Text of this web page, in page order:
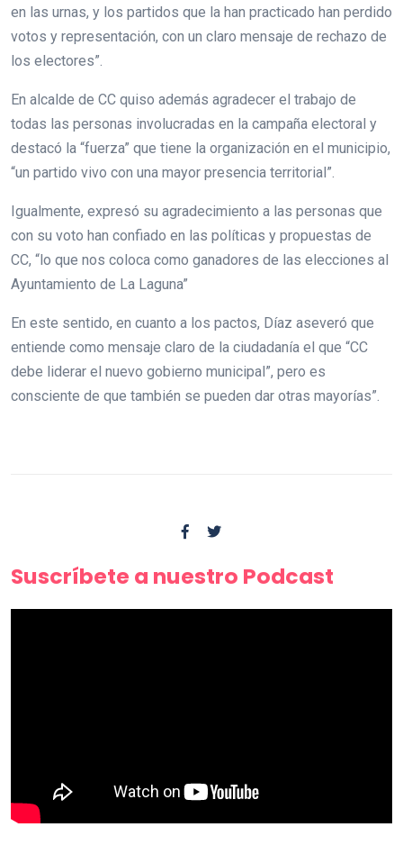
en las urnas, y los partidos que la han practicado han perdido
votos y representación, con un claro mensaje de rechazo de
los electores”.
En alcalde de CC quiso además agradecer el trabajo de
todas las personas involucradas en la campaña electoral y
destacó la “fuerza” que tiene la organización en el municipio,
“un partido vivo con una mayor presencia territorial”.
Igualmente, expresó su agradecimiento a las personas que
con su voto han confiado en las políticas y propuestas de
CC, “lo que nos coloca como ganadores de las elecciones al
Ayuntamiento de La Laguna”
En este sentido, en cuanto a los pactos, Díaz aseveró que
entiende como mensaje claro de la ciudadanía el que “CC
debe liderar el nuevo gobierno municipal”, pero es
consciente de que también se pueden dar otras mayorías”.
Suscríbete a nuestro Podcast